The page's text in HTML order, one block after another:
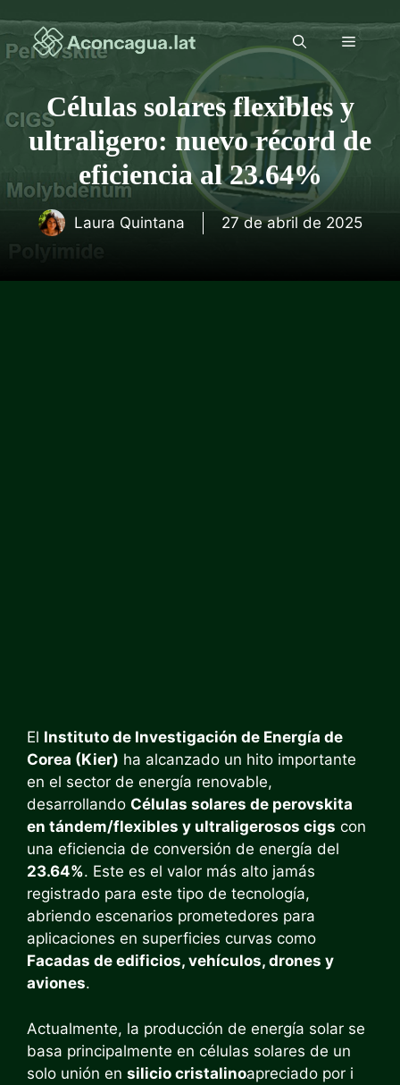
al
contenido
Menú
Células solares flexibles y
ultraligero: nuevo récord de
eficiencia al 23.64%
Laura Quintana 27 de abril de 2025
El Instituto de Investigación de Energía de
Corea (Kier) ha alcanzado un hito importante
en el sector de energía renovable,
desarrollando Células solares de perovskita
en tándem/flexibles y ultraligerosos cigs con
una eficiencia de conversión de energía del
23.64%. Este es el valor más alto jamás
registrado para este tipo de tecnología,
abriendo escenarios prometedores para
aplicaciones en superficies curvas como
Facadas de edificios, vehículos, drones y
aviones.
Actualmente, la producción de energía solar se
basa principalmente en células solares de un
solo unión en silicio cristalinoapreciado por i